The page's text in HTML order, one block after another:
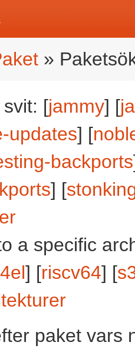
»
[jammy] [
updates] [
backports
] [
a specific
] [riscv64] [
paket vars